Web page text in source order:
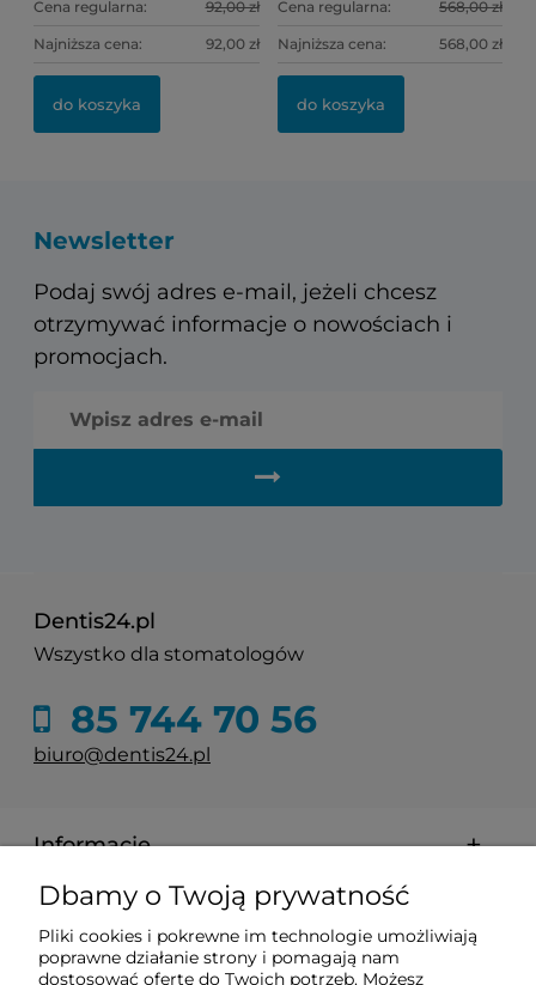
Cena regularna: 92,00 zł
Najniższa cena: 92,00 zł
do koszyka
Cena regularna: 568,00 zł
Najniższa cena: 568,00 zł
do koszyka
Newsletter
Podaj swój adres e-mail, jeżeli chcesz
otrzymywać informacje o nowościach i
promocjach.
Dentis24.pl
Wszystko dla stomatologów
85 744 70 56
biuro@dentis24.pl
Informacje
Zakupy
Dbamy o Twoją prywatność
Pliki cookies i pokrewne im technologie umożliwiają
poprawne działanie strony i pomagają nam
dostosować ofertę do Twoich potrzeb. Możesz